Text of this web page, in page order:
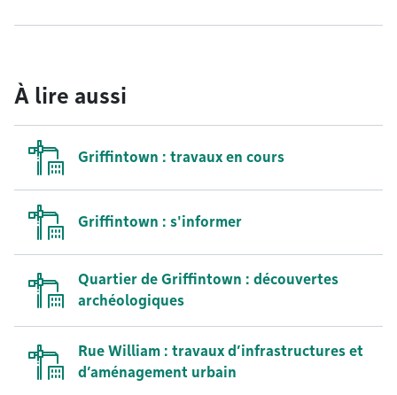
À lire aussi
Griffintown : travaux en cours
Griffintown : s'informer
Quartier de Griffintown : découvertes
archéologiques
Rue William : travaux d’infrastructures et
d’aménagement urbain